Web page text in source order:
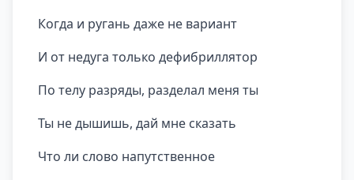
Когда и ругань даже не вариант
И от недуга только дефибриллятор
По телу разряды, разделал меня ты
Ты не дышишь, дай мне сказать
Что ли слово напутственное